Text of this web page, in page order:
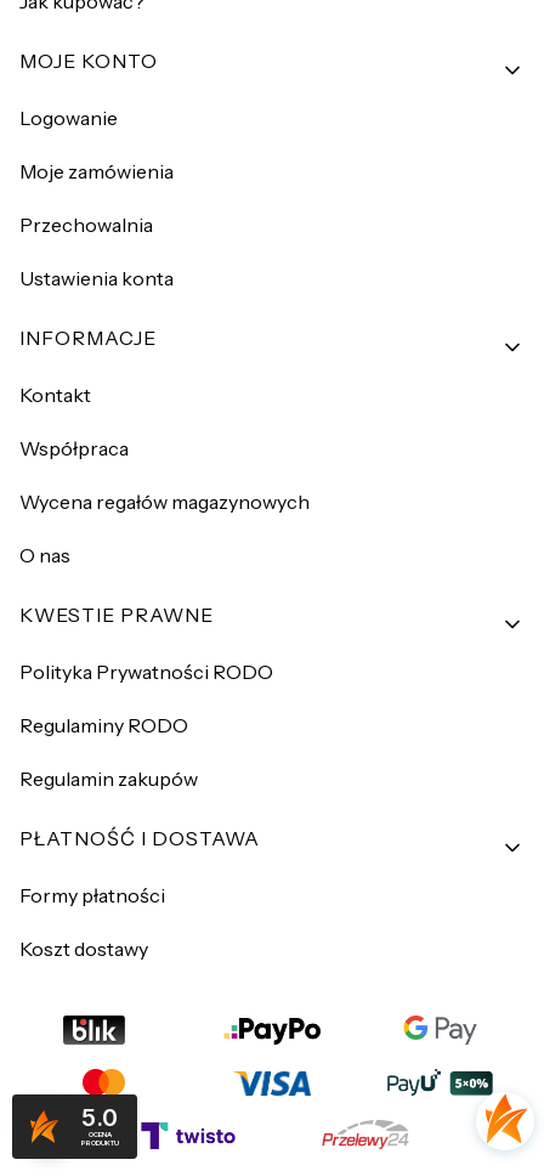
MOJE KONTO
Logowanie
Moje zamówienia
Przechowalnia
Ustawienia konta
INFORMACJE
Kontakt
Współpraca
Wycena regałów magazynowych
O nas
KWESTIE PRAWNE
Polityka Prywatności RODO
Regulaminy RODO
Regulamin zakupów
PŁATNOŚĆ I DOSTAWA
Formy płatności
Koszt dostawy
5.0
OCENA
PRODUKTU